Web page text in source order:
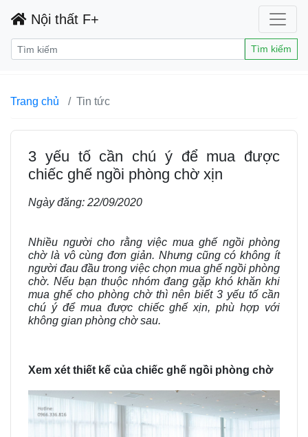
Nội thất F+
Tìm kiếm
Trang chủ Tin tức
3 yếu tố cần chú ý để mua được
chiếc ghế ngồi phòng chờ xịn
Ngày đăng: 22/09/2020
Nhiều người cho rằng việc mua ghế ngồi phòng
chờ là vô cùng đơn giản. Nhưng cũng có không ít
người đau đầu trong việc chọn mua ghế ngồi phòng
chờ. Nếu bạn thuộc nhóm đang gặp khó khăn khi
mua ghế cho phòng chờ thì nên biết 3 yếu tố cần
chú ý để mua được chiếc ghế xịn, phù hợp với
không gian phòng chờ sau.
Xem xét thiết kế của chiếc ghế ngồi phòng chờ